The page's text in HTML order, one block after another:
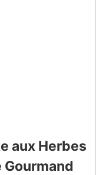
aux Herbes
Gourmand